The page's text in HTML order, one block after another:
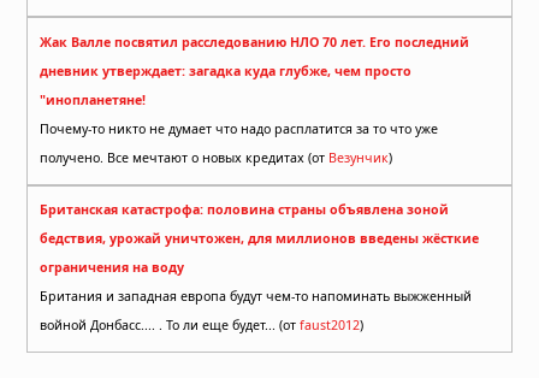
Жак Валле посвятил расследованию НЛО 70 лет. Его последний
дневник утверждает: загадка куда глубже, чем просто
"инопланетяне!
Почему-то никто не думает что надо расплатится за то что уже
получено. Все мечтают о новых кредитах (от Везунчик)
Британская катастрофа: половина страны объявлена зоной
бедствия, урожай уничтожен, для миллионов введены жёсткие
ограничения на воду
Британия и западная европа будут чем-то напоминать выжженный
войной Донбасс.... . То ли еще будет... (от faust2012)